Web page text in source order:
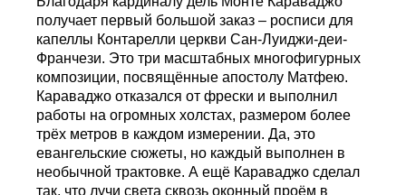
получает первый большой заказ – росписи для
капеллы Контарелли церкви Сан-Луиджи-деи-
Франчези. Это три масштабных многофигурных
композиции, посвящённые апостолу Матфею.
Караваджо отказался от фрески и выполнил
работы на огромных холстах, размером более
трёх метров в каждом измерении. Да, это
евангельские сюжеты, но каждый выполнен в
необычной трактовке. А ещё Караваджо сделал
так, что лучи света сквозь оконный проём в